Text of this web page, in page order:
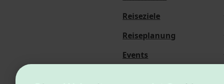
Reiseziele
Reiseplanung
Events